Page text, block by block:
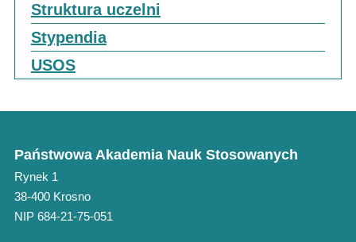
Struktura uczelni
Stypendia
USOS
Państwowa Akademia Nauk Stosowanych
Rynek 1
38-400 Krosno
NIP 684-21-75-051